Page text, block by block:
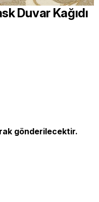
Duvar Kağıdı
gönderilecektir.